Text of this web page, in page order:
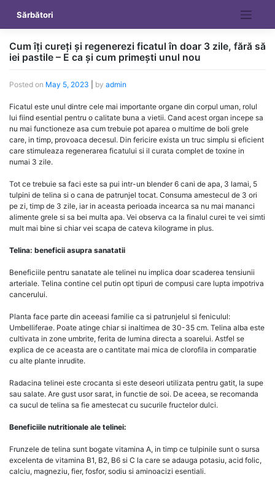
content
Sărbători
Cum îți cureți și regenerezi ficatul în doar 3 zile, fără să
iei pastile – E ca și cum primești unul nou
Posted on May 5, 2023 by admin
Ficatul este unul dintre cele mai importante organe din corpul uman, rolul
lui fiind esential pentru o calitate buna a vietii. Cand acest organ incepe sa
nu mai functioneze asa cum trebuie pot aparea o multime de boli grele
care, in timp, provoaca decesul. Din fericire exista un truc simplu si eficient
care stimuleaza regenerarea ficatului si il curata complet de toxine in
numai 3 zile.
Tot ce trebuie sa faci este sa pui intr-un blender 6 cani de apa, 3 lamai, 5
tulpini de telina si o cana de patrunjel tocat. Consuma amestecul de 3 ori
pe zi, timp de 3 zile, iar in aceasta perioada incearca sa nu mai mananci
alimente grele si sa bei multa apa. Vei observa ca la finalul curei te vei simti
mult mai bine si chiar vei scapa de cateva kilograme in plus.
Telina: beneficii asupra sanatatii
Beneficiile pentru sanatate ale telinei nu implica doar scaderea tensiunii
arteriale. Telina contine cel putin opt tipuri de compusi care lupta impotriva
cancerului.
Planta face parte din aceeasi familie ca si patrunjelul si feniculul:
Umbelliferae. Poate atinge chiar si inaltimea de 30-35 cm. Telina alba este
cultivata in zone umbrite, ferita de lumina directa a soarelui. Astfel se
explica de ce aceasta are o cantitate mai mica de clorofila in comparatie
cu alte plante inrudite.
Radacina telinei este crocanta si este deseori utilizata pentru gatit, la supe
sau salate. Are gust usor sarat, in functie de soi. De aceea, se recomanda
ca sucul de telina sa fie amestecat cu sucurile fructelor dulci.
Beneficiile nutritionale ale telinei:
Frunzele de telina sunt bogate vitamina A, in timp ce tulpinile sunt o sursa
excelenta de vitamina B1, B2, B6 si C la care se adauga potasiu, acid folic,
calciu, magneziu, fier, fosfor, sodiu si aminoacizi esentiali.